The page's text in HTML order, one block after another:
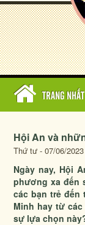
TRANG NHẤT
Hội An và
Thứ tư - 07/06/
Ngày nay, Hội
phương xa đến
các bạn trẻ
Minh hay từ
sự lựa chọn